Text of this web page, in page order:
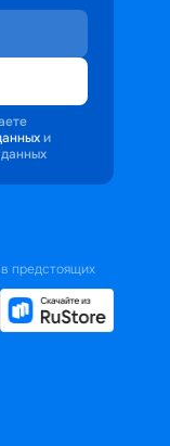
и
предстоящих